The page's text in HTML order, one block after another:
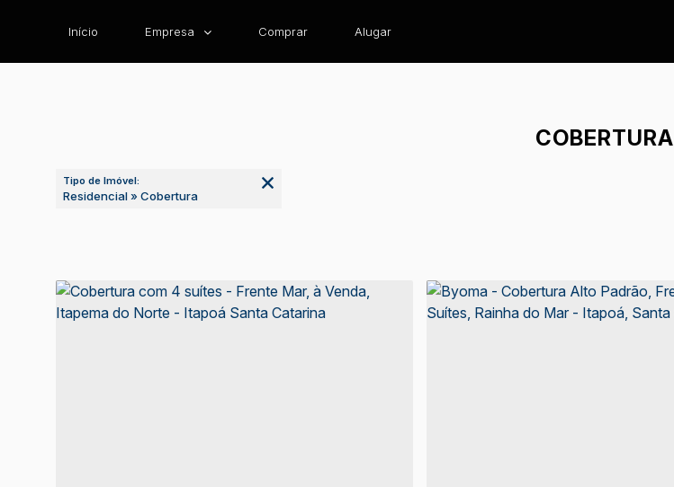
Início Empresa Comprar Alugar
COBERTURA
Tipo de Imóvel:
Residencial » Cobertura